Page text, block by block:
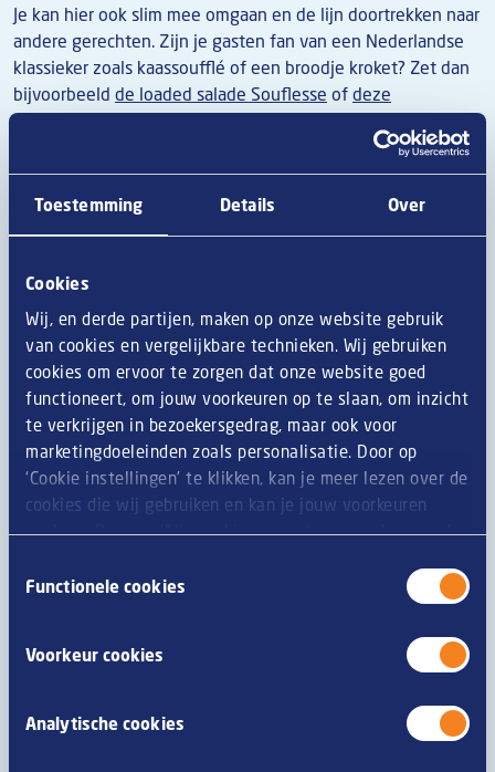
Toestemming Details Over
Cookies
Wij, en derde partijen, maken op onze website gebruik
van cookies en vergelijkbare technieken. Wij gebruiken
cookies om ervoor te zorgen dat onze website goed
functioneert, om jouw voorkeuren op te slaan, om inzicht
te verkrijgen in bezoekersgedrag, maar ook voor
marketingdoeleinden zoals personalisatie. Door op
‘Cookie instellingen’ te klikken, kan je meer lezen over de
cookies die wij gebruiken en kan je jouw voorkeuren
opslaan. Door op ‘Alle cookies accepteren en doorgaan’
cookies zoals omschreven in onze
Functionele cookies
Voorkeur cookies
Analytische cookies
Je kan hier ook slim mee omgaan en de lijn doortrekken naar
andere gerechten. Zijn je gasten fan van een Nederlandse
klassieker zoals kaassoufflé of een broodje kroket? Zet dan
bijvoorbeeld de loaded salade Souflesse ofdeze
bitterballen pintxosop je kaart. Dezelfde insteek, maar met
een twist. Zo bouw je verder op een gerecht dat al in de
smaak valt.
Afbeelding
Surf mee op het succes van populaire
Elk terrasseizoen zijn er een aantal trends waar je op kan
vegetarische snacksgaan. Als er voor snacks met vlees